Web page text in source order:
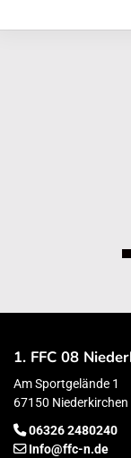
1. FFC 08
Am Sportgelände 1
67150 Niederkirchen
06326 2480240
Info@ffc-n.de